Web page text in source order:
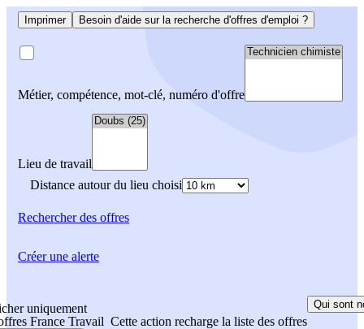
Imprimer Besoin d'aide sur la recherche d'offres d'emploi ?
Métier, compétence, mot-clé, numéro d'offre
Lieu de travail
Distance autour du lieu choisi
Rechercherdes offres
uniquement
France Travail Cette action recharge la liste des offres
Qui sont
Créer une alerte